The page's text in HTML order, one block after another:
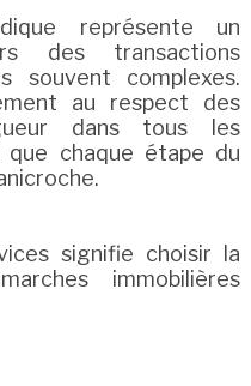
représente un
des transactions
souvent complexes.
au respect des
dans tous les
que chaque étape du
signifie choisir la
immobilières